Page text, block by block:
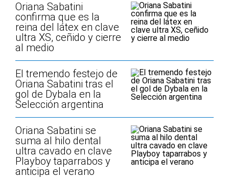
Oriana Sabatini
confirma que es la
reina del látex en clave
ultra XS, ceñido y cierre
al medio
El tremendo festejo de
Oriana Sabatini tras el
gol de Dybala en la
Selección argentina
Oriana Sabatini se
suma al hilo dental
ultra cavado en clave
Playboy taparrabos y
anticipa el verano